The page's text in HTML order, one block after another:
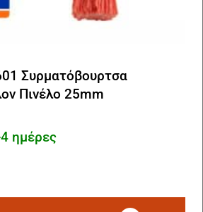
Συρματόβουρτσα
Πινέλο 25mm
ημέρες